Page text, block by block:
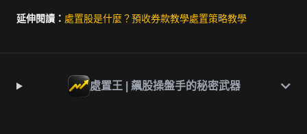
延伸閱讀： 處置股是什麼？預收券款教學處置策略教學
處置王 | 飆股操盤手的秘密武器